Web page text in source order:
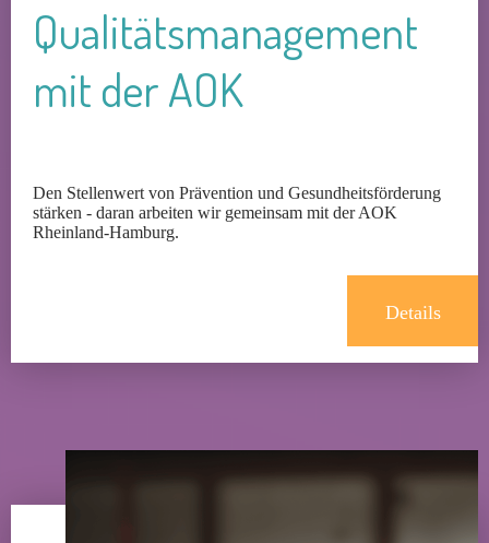
Qualitätsmanagement
mit der AOK
Den Stellenwert von Prävention und Gesundheitsförderung
stärken - daran arbeiten wir gemeinsam mit der AOK
Rheinland-Hamburg.
Details